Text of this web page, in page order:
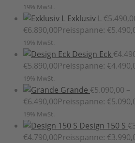
19% MwSt.
Exklusiv L €
€6.890,00Preisspanne:
19% MwSt.
Design Eck €
€5.890,00Preisspanne:
19% MwSt.
Grande €5.090,00 –
€6.490,00Preisspanne:
19% MwSt.
Design 150 S €
€4.790,00Preisspanne: